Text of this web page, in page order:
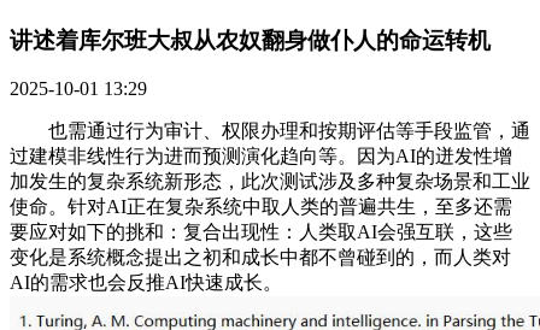
讲述着库尔班大叔从农奴翻身做仆人的命运转机​
2025-10-01 13:29
也需通过行为审计、权限办理和按期评估等手段监管，通
过建模非线性行为进而预测演化趋向等。因为AI的迸发性增
加发生的复杂系统新形态，此次测试涉及多种复杂场景和工业
使命。针对AI正在复杂系统中取人类的普遍共生，至多还需
要应对如下的挑和：复合出现性：人类取AI会强互联，这些
变化是系统概念提出之初和成长中都不曾碰到的，而人类对
AI的需求也会反推AI快速成长。